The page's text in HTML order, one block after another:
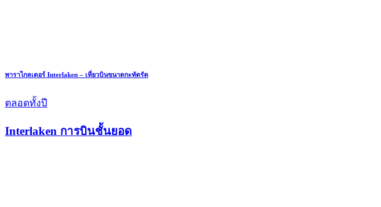
พาราไกลเดอร์ Interlaken – เที่ยวบินขนาดกะทัดรัด
ตลอดทั้งปี
Interlaken การบินชั้นยอด